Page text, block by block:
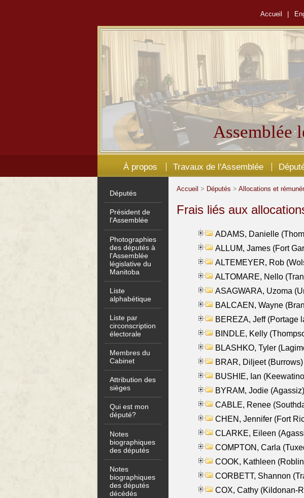
Accueil
Assemblée
À propos Travaux de l'Assemblée
Députés
Président de
l'Assemblée
Photographies
des députés à
l'Assemblée
législative du
Manitoba
Liste
alphabétique
Liste par
circonscription
électorale
Membres du
Cabinet
Attribution des
sièges
Qui est mon
député?
Notes
biographiques
des députés
Notes
biographiques
des députés
décédés
Accueil > Députés > Allocations et
Frais liés aux
ADAMS, Danielle
ALLUM, James (Fort
ALTEMEYER, Rob
ALTOMARE, Nello
ASAGWARA, Uzoma
BALCAEN, Wayne
BEREZA, Jeff (Portage
BINDLE, Kelly
BLASHKO, Tyler
BRAR, Diljeet (Burrows)
BUSHIE, Ian
BYRAM, Jodie (Agassiz)
CABLE, Renee
CHEN, Jennifer (Fort
CLARKE, Eileen
COMPTON, Carla
COOK, Kathleen
CORBETT, Shannon
COX, Cathy (Kildonan-